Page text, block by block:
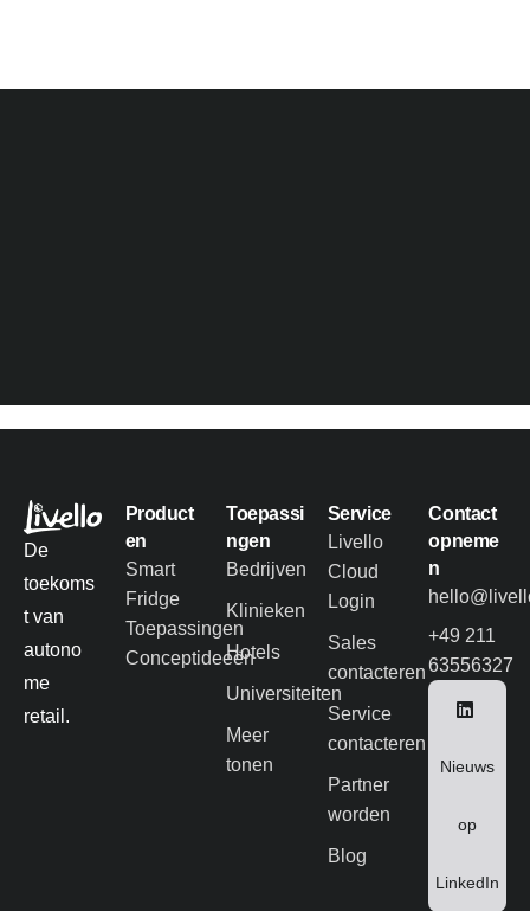
De
toekoms
t van
autono
me
retail.
Product
en
Smart
Fridge
Toepassingen
Conceptideeën
Toepassi
ngen
Bedrijven
Klinieken
Hotels
Universiteiten
Meer
tonen
Service
Livello
Cloud
Login
Sales
contacteren
Service
contacteren
Partner
worden
Blog
Contact
opneme
n
+49 211
63556327
Nieuws
op
LinkedIn